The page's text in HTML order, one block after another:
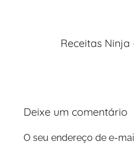
Receitas
Deixe um comentário
O seu endereço de e-